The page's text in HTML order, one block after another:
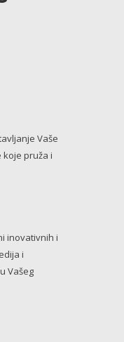
Vaše
pruža i
inovativnih i
i
Vašeg